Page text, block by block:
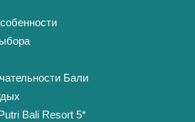
Бали
Bali Resort 5*